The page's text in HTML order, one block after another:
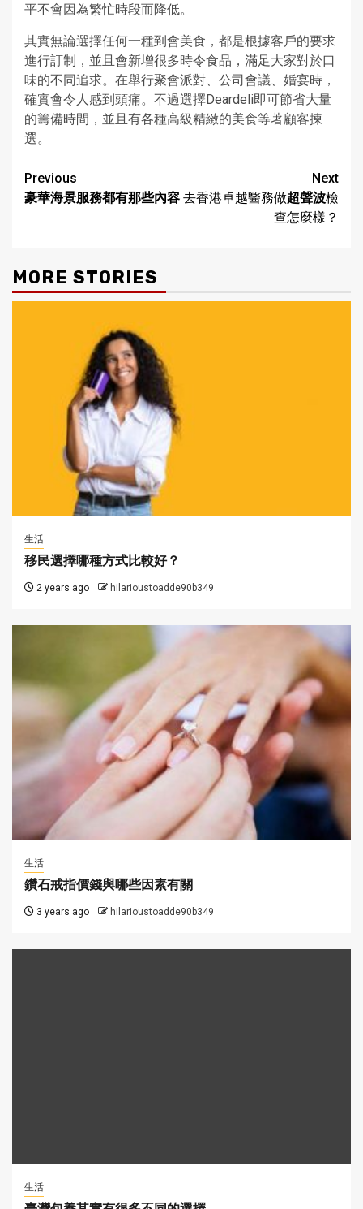
平不會因為繁忙時段而降低。
其實無論選擇任何一種到會美食，都是根據客戶的要求
進行訂制，並且會新增很多時令食品，滿足大家對於口
味的不同追求。在舉行聚會派對、公司會議、婚宴時，
確實會令人感到頭痛。不過選擇Deardeli即可節省大量
的籌備時間，並且有各種高級精緻的美食等著顧客揀
選。
Continue
Reading
Previous
豪華海景服務都有那些內容
Next
去香港卓越醫務做超聲波檢
查怎麼樣？
MORE STORIES
生活
移民選擇哪種方式比較好？
2 years ago hilarioustoadde90b349
生活
鑽石戒指價錢與哪些因素有關
3 years ago hilarioustoadde90b349
生活